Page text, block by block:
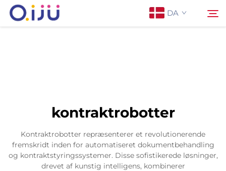
DA
Anvendelse
kontraktrobotter
Kontraktrobotter repræsenterer et revolutionerende
fremskridt inden for automatiseret dokumentbehandling
og kontraktstyringssystemer. Disse sofistikerede løsninger,
drevet af kunstig intelligens, kombinerer